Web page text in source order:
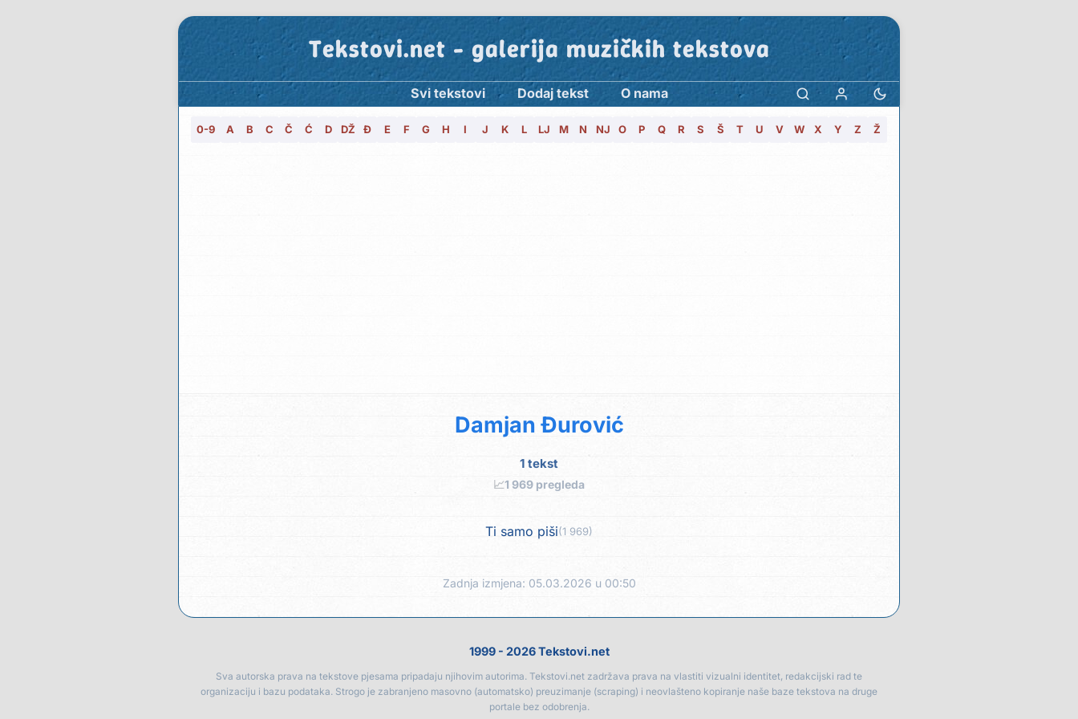
Tekstovi.net - galerija muzičkih tekstova
Svi tekstovi Dodaj tekst O nama
0-9 A B C Č Ć D DŽ Đ E F G H I J K L LJ M N NJ O P Q R S Š T U V W X Y Z Ž
Damjan Đurović
1 tekst
📈1 969 pregleda
Ti samo piši(1 969)
Zadnja izmjena: 05.03.2026 u 00:50
1999 - 2026 Tekstovi.net
Sva autorska prava na tekstove pjesama pripadaju njihovim autorima. Tekstovi.net zadržava prava na vlastiti vizualni identitet, redakcijski rad te
organizaciju i bazu podataka. Strogo je zabranjeno masovno (automatsko) preuzimanje (scraping) i neovlašteno kopiranje naše baze tekstova na druge
portale bez odobrenja.